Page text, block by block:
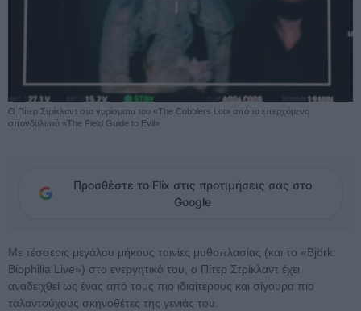
O Πίτερ Στρίκλαντ στα γυρίσματα του «The Cobblers Lot» από το επερχόμενο
σπονδυλωτό «The Field Guide to Evil»
Προσθέστε το Flix στις προτιμήσεις σας στο
Google
Με τέσσερις μεγάλου μήκους ταινίες μυθοπλασίας (και το «Björk:
Biophilia Live») στο ενεργητικό του, ο Πίτερ Στρίκλαντ έχει
αναδειχθεί ως ένας από τους πιο ιδιαίτερους και σίγουρα πιο
ταλαντούχους σκηνοθέτες της γενιάς του.